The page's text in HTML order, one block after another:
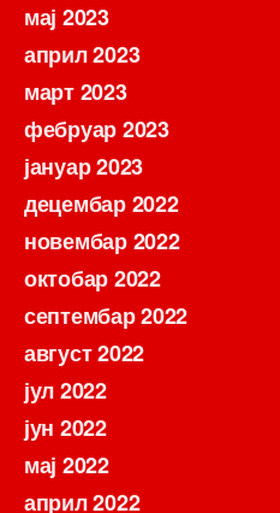
мај 2023
април 2023
март 2023
фебруар 2023
јануар 2023
децембар 2022
новембар 2022
октобар 2022
септембар 2022
август 2022
јул 2022
јун 2022
мај 2022
април 2022